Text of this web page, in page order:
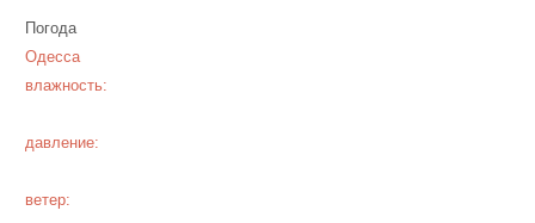
Погода
Одесса
влажность:
давление:
ветер: